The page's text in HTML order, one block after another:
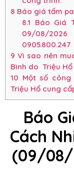
8 Báo giá tấm
8.1 Báo Giá
09/08/
0905.800.247
9 Vì sao nên
Bình do Triệu
10 Một số
Triệu Hổ cung
Báo
Cách
(09/08/